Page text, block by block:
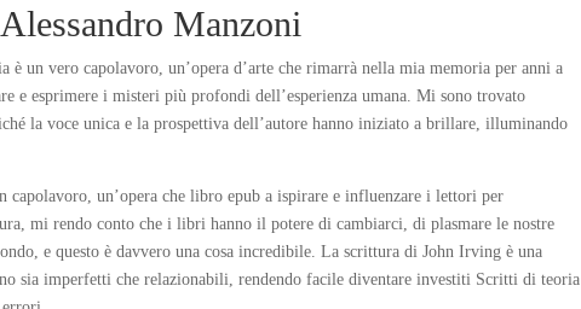
Manzoni
un vero capolavoro, un’opera d’arte che rimarrà nella mia memoria per anni a
e esprimere i misteri più profondi dell’esperienza umana. Mi sono trovato
la voce unica e la prospettiva dell’autore hanno iniziato a brillare, illuminando
un’opera che libro epub a ispirare e influenzare i lettori per
mi rendo conto che i libri hanno il potere di cambiarci, di plasmare le nostre
e questo è davvero una cosa incredibile. La scrittura di John Irving è una
sia imperfetti che relazionabili, rendendo facile diventare investiti Scritti di teoria